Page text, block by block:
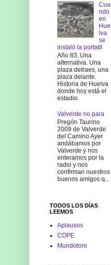
Cua
ndo
en
Hue
lva
se
instaló la portatil
Año 83. Una
alternativa. Una
plaza detraes, una
plaza delante.
Historia de Huelva
donde hoy está el
estadio
Valverde no para
Pregón Taurino
2009 de Valverde
del Camino Ayer
andábamos por
Valverde y nos
enteramos por la
radio y nos
confirman nuestros
buenos amigos q...
TODOS LOS DÍAS
LEEMOS
Aplausos
COPE
Mundotoro